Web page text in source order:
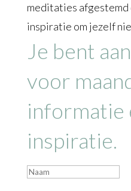
meditaties afgestemd
inspiratie om jezelf
Je bent
voor
informatie
inspiratie.